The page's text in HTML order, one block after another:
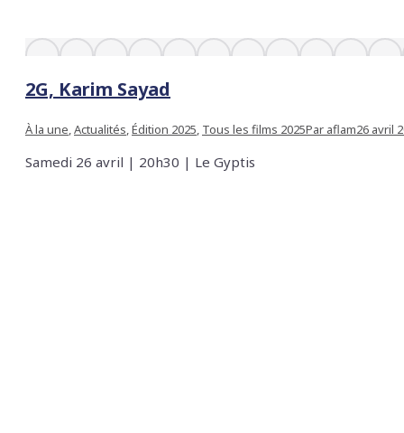
2G, Karim Sayad
À la une,Actualités,Édition 2025, Tous les films 2025Par aflam26 avril
Samedi 26 avril | 20h30 | Le Gyptis